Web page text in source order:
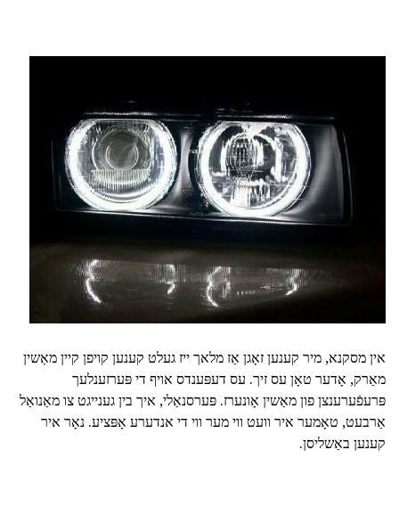
אין מסקנא, מיר קענען זאָגן אַז מלאך ייז געלט קענען קויפן קיין מאַשין
מאַרק, אָדער טאָן עס זיך. עס דעפּענדס אויף די פּערזענלעך
פּרעפֿערענצן פון מאַשין אָונערז. פּערסנאַלי, איך בין גענייגט צו מאַנואַל
אַרבעט, טאָמער איר וועט ווי מער ווי די אנדערע אָפּציע. נאָר איר
קענען באַשליסן.